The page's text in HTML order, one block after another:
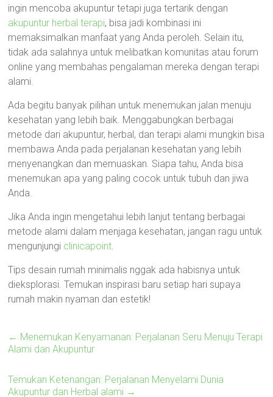
ingin mencoba akupuntur tetapi juga tertarik dengan
akupuntur herbal terapi, bisa jadi kombinasi ini
memaksimalkan manfaat yang Anda peroleh. Selain itu,
tidak ada salahnya untuk melibatkan komunitas atau forum
online yang membahas pengalaman mereka dengan terapi
alami.
Ada begitu banyak pilihan untuk menemukan jalan menuju
kesehatan yang lebih baik. Menggabungkan berbagai
metode dari akupuntur, herbal, dan terapi alami mungkin bisa
membawa Anda pada perjalanan kesehatan yang lebih
menyenangkan dan memuaskan. Siapa tahu, Anda bisa
menemukan apa yang paling cocok untuk tubuh dan jiwa
Anda.
Jika Anda ingin mengetahui lebih lanjut tentang berbagai
metode alami dalam menjaga kesehatan, jangan ragu untuk
mengunjungi clinicapoint.
Tips desain rumah minimalis nggak ada habisnya untuk
dieksplorasi. Temukan inspirasi baru setiap hari supaya
rumah makin nyaman dan estetik!
← Menemukan Kenyamanan: Perjalanan Seru Menuju Terapi
Alami dan Akupuntur
Temukan Ketenangan: Perjalanan Menyelami Dunia
Akupuntur dan Herbal alami →